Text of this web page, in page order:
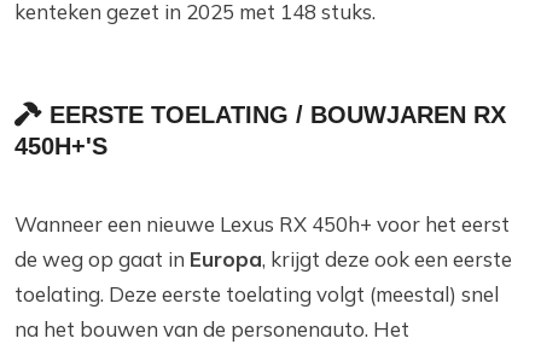
kenteken gezet in 2025 met 148 stuks.
EERSTE TOELATING / BOUWJAREN RX
450H+'S
Wanneer een nieuwe Lexus RX 450h+ voor het eerst
de weg op gaat in Europa, krijgt deze ook een eerste
toelating. Deze eerste toelating volgt (meestal) snel
na het bouwen van de personenauto. Het